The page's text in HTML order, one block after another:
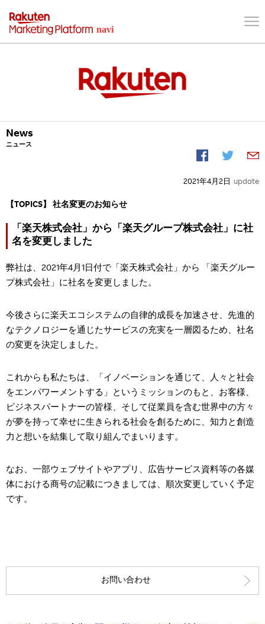
News
ニュース
2021年4月2日 update
【TOPICS】 社名変更のお知らせ
「楽天株式会社」から「楽天グループ株式会社」に社
名を変更しました
弊社は、 2021年4月 1 日付で「楽天株式会社」から 「楽天グルー
プ株式会社」に社名を変更しました。
今後さらに楽天エコシステムの自律的成長を加速させ、先進的
なテクノロジーを通じたサービスの充実を一層図るため、社名
の変更を決定しました。
これからも私たちは、「イノベーションを通じて、人々と社会
をエンパワーメントする」というミッションのもと、お客様、
ビジネスパートナーの皆様、そして従業員を含む世界中の方々
が夢を持って幸せに生きられる社会を創るために、知力と創造
力と想いを結集して取り組んでまいります。
なお、一部ウェブサイトやアプリ、広告サービス資料等の各媒
体における商号の記載につきましては、順次変更していく予定
です。
お問い合わせ